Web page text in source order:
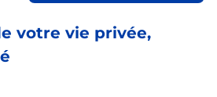
votre vie privée,